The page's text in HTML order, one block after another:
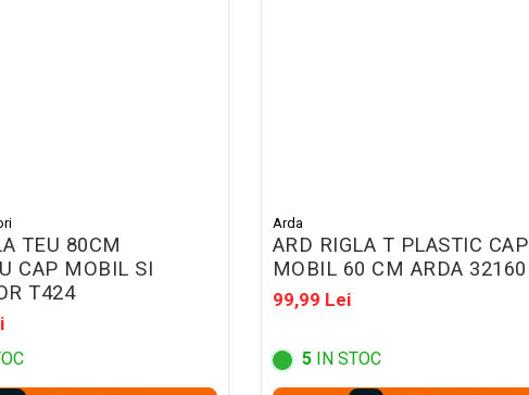
TEU 80CM
CAP MOBIL SI
T424
Arda
ARD RIGLA T PLASTIC CAP
MOBIL 60 CM ARDA 32160
99,99 Lei
5IN STOC